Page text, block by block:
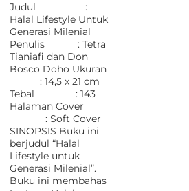
Judul :
Halal Lifestyle Untuk
Generasi Milenial
Penulis : Tetra
Tianiafi dan Don
Bosco Doho Ukuran
: 14,5 x 21 cm
Tebal : 143
Halaman Cover
: Soft Cover
SINOPSIS Buku ini
berjudul “Halal
Lifestyle untuk
Generasi Milenial”.
Buku ini membahas